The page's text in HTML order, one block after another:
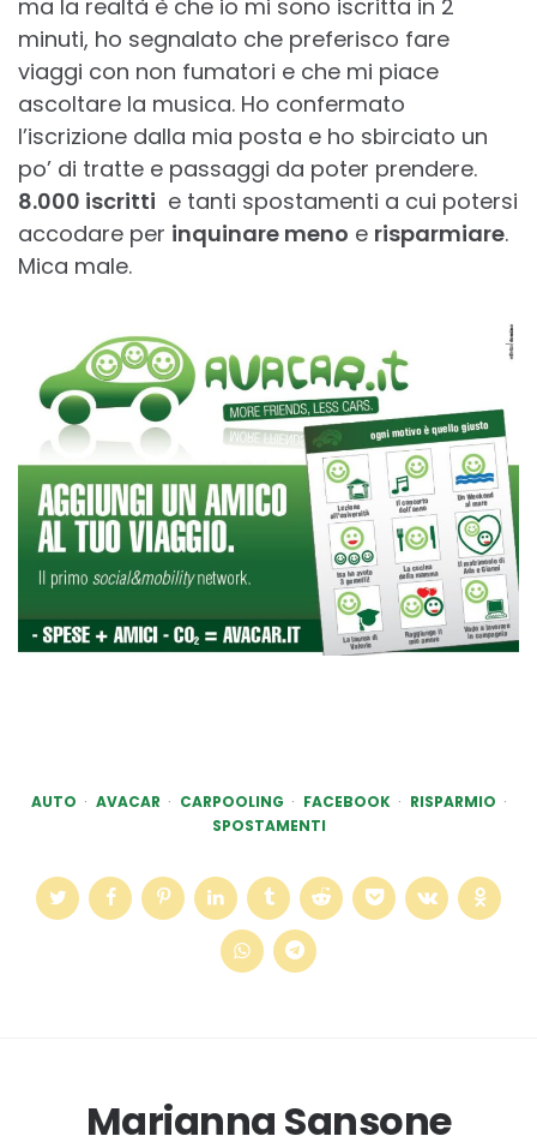
ma la realtà è che io mi sono iscritta in 2
minuti, ho segnalato che preferisco fare
viaggi con non fumatori e che mi piace
ascoltare la musica. Ho confermato
l’iscrizione dalla mia posta e ho sbirciato un
po’ di tratte e passaggi da poter prendere.
8.000 iscritti e tanti spostamenti a cui potersi
accodare per inquinare meno e risparmiare.
Mica male.
AUTO AVACAR CARPOOLING FACEBOOK
RISPARMIO
SPOSTAMENTI
Marianna Sansone